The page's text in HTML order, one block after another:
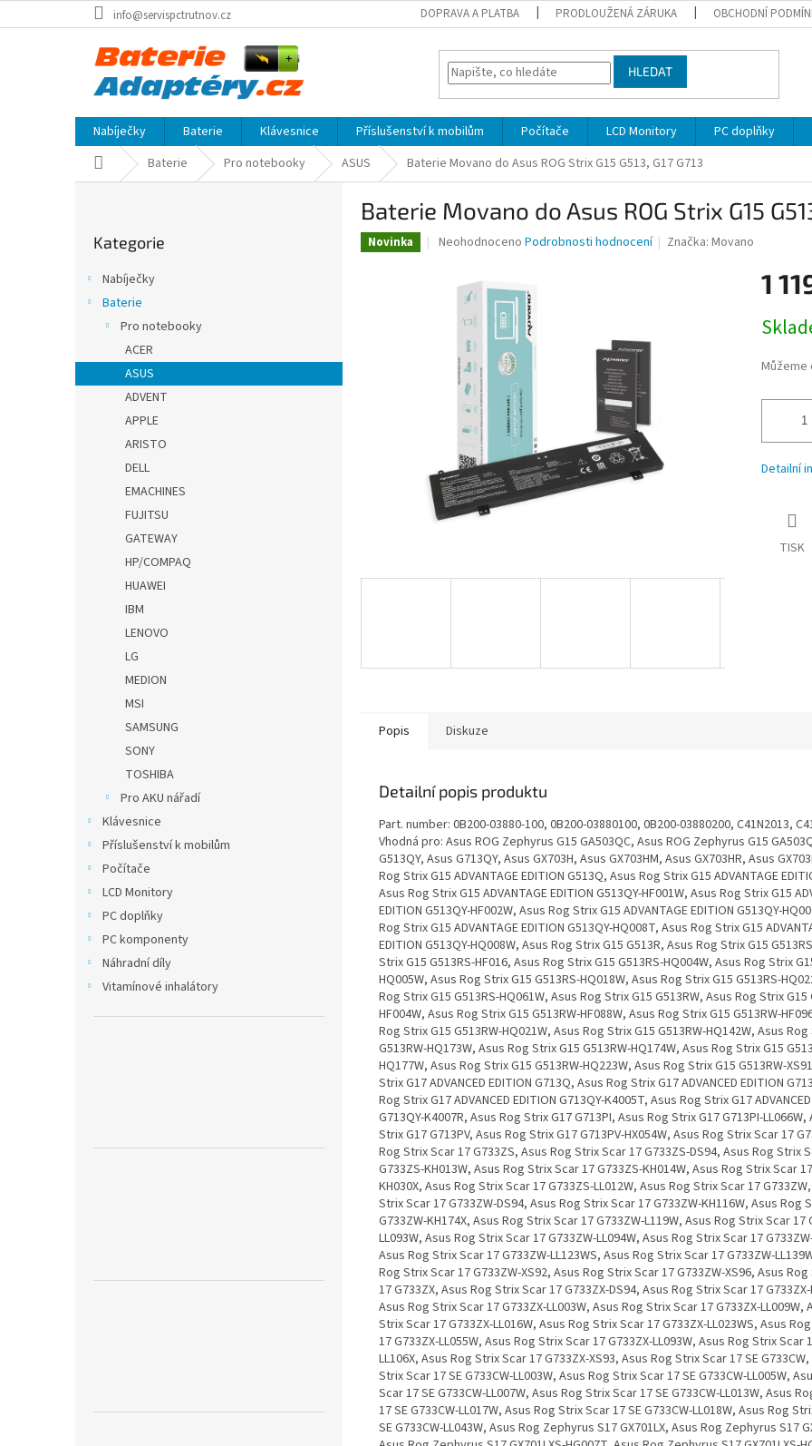
na
info@servispctrutnov.cz DOPRAVA A PLATBA PRODLOUŽENÁ ZÁRUKA OBCHODNÍ
HLEDAT
Nabíječky Baterie Klávesnice Příslušenství k mobilům Počítače LCD Monitory PC doplňky
Domů Baterie Pro notebooky ASUS Baterie Movano do Asus ROG Strix G15 G513, G17 G713
a
kategorie
Kategorie
Nabíječky
Baterie
Pro notebooky
ACER
ASUS
ADVENT
APPLE
ARISTO
DELL
EMACHINES
FUJITSU
GATEWAY
HP/COMPAQ
HUAWEI
IBM
LENOVO
LG
MEDION
MSI
SAMSUNG
SONY
TOSHIBA
Pro AKU nářadí
Klávesnice
Příslušenství k mobilům
Počítače
LCD Monitory
PC doplňky
PC komponenty
Náhradní díly
Vitamínové inhalátory
Baterie Movano do Asus ROG Strix G15
Novinka
Průměrné
hvězdiček.
Neohodnoceno Podrobnosti hodnocení Značka:Movano
1
cena:
Můžeme
Detailní
TISK
Popis Diskuze
Detailní popis produktu
Part. number: 0B200-03880-100, 0B200-03880100, 0B200-03880200, C41N2013, C41N2013-1 Vhodná pro: Asus ROG Zephyrus G15 GA503QC, Asus ROG Zephyrus G15 GA503QE, Asus G513QY, Asus G713QY, Asus GX703H, Asus GX703HM, Asus GX703HR, Asus GX703HS, Asus Rog Strix G15 ADVANTAGE EDITION G513Q, Asus Rog Strix G15 ADVANTAGE EDITION G513QY, Asus Rog Strix G15 ADVANTAGE EDITION G513QY-HF001W, Asus Rog Strix G15 ADVANTAGE EDITION G513QY-HF002W, Asus Rog Strix G15 ADVANTAGE EDITION G513QY-HQ007T, Asus Rog Strix G15 ADVANTAGE EDITION G513QY-HQ008T, Asus Rog Strix G15 ADVANTAGE EDITION G513QY-HQ008W, Asus Rog Strix G15 G513R, Asus Rog Strix G15 G513RS, Asus Rog Strix G15 G513RS-HF016, Asus Rog Strix G15 G513RS-HQ004W, Asus Rog Strix G15 G513RS-HQ005W, Asus Rog Strix G15 G513RS-HQ018W, Asus Rog Strix G15 G513RS-HQ022W, Asus Rog Strix G15 G513RS-HQ061W, Asus Rog Strix G15 G513RW, Asus Rog Strix G15 G513RW-HF004W, Asus Rog Strix G15 G513RW-HF088W, Asus Rog Strix G15 G513RW-HF096W, Asus Rog Strix G15 G513RW-HQ021W, Asus Rog Strix G15 G513RW-HQ142W, Asus Rog Strix G15 G513RW-HQ173W, Asus Rog Strix G15 G513RW-HQ174W, Asus Rog Strix G15 G513RW-HQ177W, Asus Rog Strix G15 G513RW-HQ223W, Asus Rog Strix G15 G513RW-XS91, Asus Rog Strix G17 ADVANCED EDITION G713Q, Asus Rog Strix G17 ADVANCED EDITION G713QY, Asus Rog Strix G17 ADVANCED EDITION G713QY-K4005T, Asus Rog Strix G17 ADVANCED EDITION G713QY-K4007R, Asus Rog Strix G17 G713PI, Asus Rog Strix G17 G713PI-LL066W, Asus Rog Strix G17 G713PV, Asus Rog Strix G17 G713PV-HX054W, Asus Rog Strix Scar 17 G733Z, Asus Rog Strix Scar 17 G733ZS, Asus Rog Strix Scar 17 G733ZS-DS94, Asus Rog Strix Scar 17 G733ZS-KH013W, Asus Rog Strix Scar 17 G733ZS-KH014W, Asus Rog Strix Scar 17 G733ZS-KH030X, Asus Rog Strix Scar 17 G733ZS-LL012W, Asus Rog Strix Scar 17 G733ZW, Asus Rog Strix Scar 17 G733ZW-DS94, Asus Rog Strix Scar 17 G733ZW-KH116W, Asus Rog Strix Scar 17 G733ZW-KH174X, Asus Rog Strix Scar 17 G733ZW-L119W, Asus Rog Strix Scar 17 G733ZW-LL093W, Asus Rog Strix Scar 17 G733ZW-LL094W, Asus Rog Strix Scar 17 G733ZW-LL103W, Asus Rog Strix Scar 17 G733ZW-LL123WS, Asus Rog Strix Scar 17 G733ZW-LL139WS, Asus Rog Strix Scar 17 G733ZW-XS92, Asus Rog Strix Scar 17 G733ZW-XS96, Asus Rog Strix Scar 17 G733ZX, Asus Rog Strix Scar 17 G733ZX-DS94, Asus Rog Strix Scar 17 G733ZX-KH080W, Asus Rog Strix Scar 17 G733ZX-LL003W, Asus Rog Strix Scar 17 G733ZX-LL009W, Asus Rog Strix Scar 17 G733ZX-LL016W, Asus Rog Strix Scar 17 G733ZX-LL023WS, Asus Rog Strix Scar 17 G733ZX-LL055W, Asus Rog Strix Scar 17 G733ZX-LL093W, Asus Rog Strix Scar 17 G733ZX-LL106X, Asus Rog Strix Scar 17 G733ZX-XS93, Asus Rog Strix Scar 17 SE G733CW, Asus Rog Strix Scar 17 SE G733CW-LL003W, Asus Rog Strix Scar 17 SE G733CW-LL005W, Asus Rog Strix Scar 17 SE G733CW-LL007W, Asus Rog Strix Scar 17 SE G733CW-LL013W, Asus Rog Strix Scar 17 SE G733CW-LL017W, Asus Rog Strix Scar 17 SE G733CW-LL018W, Asus Rog Strix Scar 17 SE G733CW-LL043W, Asus Rog Zephyrus S17 GX701LX, Asus Rog Zephyrus S17 GX701LXS, Asus Rog Zephyrus S17 GX701LXS-HG007T, Asus Rog Zephyrus S17 GX701LXS-HG032T, Asus Rog Zephyrus S17 GX701LXS-HG039T, Asus Rog Zephyrus S17 GX701LXS-HG040T, Asus Rog Zephyrus S17 GX701LXS-XS78, Asus Rog Zephyrus S17 GX703H, Asus Rog Zephyrus S17 GX703HM, Asus Rog Zephyrus S17 GX703HM-DB76, Asus Rog Zephyrus S17 GX703HM-K4002T, Asus Rog Zephyrus S17 GX703HM-K4008T, Asus Rog Zephyrus S17 GX703HM-K4014T, Asus Rog Zephyrus S17 GX703HM-KF001R, Asus Rog Zephyrus S17 GX703HM-KF051R, Asus Rog Zephyrus S17 GX703HR, Asus Rog Zephyrus S17 GX703HR-K4012T, Asus Rog Zephyrus S17 GX703HR-K4013T, Asus Rog Zephyrus S17 GX703HR-K4016T, Asus Rog Zephyrus S17 GX703HR-KF0009T, Asus Rog Zephyrus S17 GX703HR-KF006T, Asus Rog Zephyrus S17 GX703HR-KF035T, Asus Rog Zephyrus S17 GX703HR-KF051R, Asus Rog Zephyrus S17 GX703HR-XB96, Asus Rog Zephyrus S17 GX703HS, Asus Rog Zephyrus S17 GX703HS-K4006T, Asus Rog Zephyrus S17 GX703HS-K4008T, Asus Rog Zephyrus S17 GX703HS-K4013T, Asus Rog Zephyrus S17 GX703HS-K4049R, Asus Rog Zephyrus S17 GX703HS-K4054T, Asus Rog Zephyrus S17 GX703HS-KF006T, Asus Rog Zephyrus S17 GX703HS-KF015T, Asus Rog Zephyrus S17 GX703HS-KF058TS, Asus Rog Zephyrus S17 GX703HS-XB98, Asus Rog Zephyrus S17 GX703HS-XB99, Asus Rog Strix G17 G713R, Asus Rog Strix G17 G713RC, Asus Rog Strix G17 G713RC-HX057W, Asus Rog Strix G17 G713RM, Asus Rog Strix G17 G713RM-KH005W, Asus Rog Strix G17 G713RM-KH011W, Asus Rog Strix G17 G713RM-KH020W, Asus Rog Strix G17 G713RM-KH076W, Asus Rog Strix G17 G713RM-KH079W, Asus Rog Strix G17 G713RM-KH084W, Asus Rog Strix G17 G713RM-KH091W, Asus Rog Strix G17 G713RM-KH093W, Asus Rog Strix G17 G713RM-KH099, Asus Rog Strix G17 G713RM-KH164W, Asus Rog Strix G17 G713RM-LL016W, Asus Rog Strix G17 G713RM-LL056, Asus Rog Strix G17 G713RM-LL167WS, Asus Rog Strix G17 G713RS, Asus Rog Strix G17 G713RS-KH004X, Asus Rog Strix G17 G713RS-KH005W, Asus Rog Strix G17 G713RS-KH015, Asus Rog Strix G17 G713RS-LL008W, Asus Rog Strix G17 G713RS-LL012, Asus Rog Strix G17 G713RS-LL044X, Asus Rog Strix G17 G713RW, Asus Rog Strix G17 G713RW-ES94, Asus Rog Strix G17 G713RW-KH006W, Asus Rog Strix G17 G713RW-KH069W, Asus Rog Strix G17 G713RW-KH094W, Asus Rog Strix G17 G713RW-KH096W, Asus Rog Strix G17 G713RW-KH109W, Asus Rog Strix G17 G713RW-KH129W, Asus Rog Strix G17 G713RW-LL012W, Asus Rog Strix G17 G713RW-LL015W, Asus Rog Strix G17 G713RW-LL050, Asus Rog Strix G17 G713RW-LL088, Asus Rog Strix G17 G713RW-LL108W, Asus TUF Gaming A17 FA707RE, Asus TUF Gaming A17 FA707RE-HX009, Asus TUF Gaming A17 FA707RE-HX010W, Asus TUF Gaming A17 FA707RE-HX016, Asus TUF Gaming A17 FA707RE-HX020, Asus TUF Gaming A17 FA707RE-HX027, Asus TUF Gaming A17 FA707RE-HX030W, Asus TUF Gaming A17 FA707RE-MS73, Asus TUF Gaming F15 FX507Z, Asus TUF Gaming F15 FX507ZC, Asus TUF Gaming F15 FX507ZC-HN003W, Asus TUF Gaming F15 FX507ZC-HN028W, Asus TUF Gaming F15 FX507ZC-HN067W, Asus TUF Gaming F15 FX507ZC-HN092W, Asus TUF Gaming F15 FX507ZC-HN124W, Asus TUF Gaming F15 FX507ZC-HQ120W, Asus TUF Gaming F15 FX507ZE, Asus TUF Gaming F15 FX507ZE-HN007W, Asus TUF Gaming F15 FX507ZE-HN038W, Asus TUF Gaming F15 FX507ZE-HN045W, Asus TUF Gaming F15 FX507ZE-HN047W, Asus TUF Gaming F15 FX507ZE-HN061W, Asus TUF Gaming F17 FX707Z, Asus TUF Gaming F17 FX707ZC, Asus TUF Gaming F17 FX707ZC-HX006W, Asus TUF Gaming F17 FX707ZC-HX015W, Asus TUF Gaming F17 FX707ZC-HX031W, Asus TUF Gaming F17 FX707ZC-HX044W, Asus TUF Gaming F17 FX707ZC-HX055W, Asus TUF Gaming F17 FX707ZC-HX068W, Asus TUF Gaming F17 FX707ZC-HX078W, Asus TUF Gaming F17 FX707ZC4, Asus TUF Gaming F17 FX707ZC4-HX002W, Asus TUF Gaming F17 FX707ZC4-HX008, Asus TUF Gaming F17 FX707ZC4-HX009, Asus TUF Gaming F17 FX707ZC4-HX028, Asus TUF Gaming F17 FX707ZC4-HX032, Asus TUF Gaming F17 FX707ZC4-HX033W, Asus TUF Gaming F17 FX707ZC4-HX035W, Asus TUF Gaming F17 FX707ZC4-HX048W, Asus TUF Gaming F17 FX707ZC4-HX067W, Asus TUF Gaming F17 FX707ZC4-HX071W, Asus TUF Gaming F17 FX707ZC4-HX076, Asus TUF Gaming F17 FX707ZE, Asus TUF Gaming F17 FX707ZE-HX020W, Asus TUF Gaming F17 FX707ZE-HX034W, Asus TUF Gaming F17 FX707ZE-HX070W, Asus G513I, Asus G513IM, Asus G513IR, Asus G513Q, Asus G513QM, Asus G513QR, Asus G533Q, Asus G533QM, Asus G533QR, Asus G533QS, Asus G713I, Asus G713IM, Asus G713IR, Asus G713Q, Asus G713QM, Asus G713QR, Asus G733Q, Asus G733QM, Asus G733QR, Asus G733QS, Asus G733QSA, Asus GA503I, Asus GA503IC, Asus GA503IE, Asus GA503Q, Asus GA503QC, Asus GA503QE, Asus GA503QM, Asus GA503QR, Asus GA503QS, Asus GU603H, Asus GU603HE, Asus GU603HM, Asus GU603HR, Asus ROG Zephyrus G15 GA503I, Asus ROG Zephyrus G15 GA503IC, Asus ROG Zephyrus G15 GA503IE, Asus ROG Zephyrus G15 GA503Q, Asus ROG Zephyrus G15 GA503QC-HQ003T, Asus ROG Zephyrus G15 GA503QC-HQ017T, Asus ROG Zephyrus G15 GA503QC-HQ019T, Asus ROG Zephyrus G15 GA503QC-HQ020T, Asus ROG Zephyrus G15 GA503QC-HQ074T, Asus ROG Zephyrus G15 GA503QC-HQ077T, Asus ROG Zephyrus G15 GA503QC-HQ078T, Asus ROG Zephyrus G15 GA503QC-HQ080T, Asus ROG Zephyrus G15 GA503QC-HQ086T, Asus ROG Zephyrus G15 GA503QC-HQ146TS, Asus ROG Zephyrus G15 GA503QE-HQ002T, Asus ROG Zephyrus G15 GA503QE-HQ032T, Asus ROG Zephyrus G15 GA503QE-HQ074T, Asus ROG Zephyrus G15 GA503QE-HQ078T, Asus ROG Zephyrus G15 GA503QE-HQ092T, Asus ROG Zephyrus G15 GA503QE-HQ093T, Asus ROG Zephyrus G15 GA503QE-HQ094T, Asus ROG Zephyrus G15 GA503QE-HQ146TS, Asus ROG Zephyrus G15 GA503QE-HQ158T, Asus ROG Zephyrus G15 GA503QM, Asus ROG Zephyrus G15 GA503QM-HQ008T, Asus ROG Zephyrus G15 GA503QM-HQ018T, Asus ROG Zephyrus G15 GA503QM-HQ018TS, Asus ROG Zephyrus G15 GA503QM-HQ023T, Asus ROG Zephyrus G15 GA503QM-HQ030TS, Asus ROG Zephyrus G15 GA503QM-HQ044T, Asus ROG Zephyrus G15 GA503QM-HQ046T, Asus ROG Zephyrus G15 GA503QM-HQ058T, Asus ROG Zephyrus G15 GA503QM-HQ064T, Asus ROG Zephyrus G15 GA503QM-HQ121R, Asus ROG Zephyrus G15 GA503QM-HQ144T, Asus ROG Zephyrus G15 GA503QM-HQ145T, Asus ROG Zephyrus G15 GA503QM-HQ146TS, Asus ROG Zephyrus G15 GA503QM-HQ147TS, Asus ROG Zephyrus G15 GA503QM-